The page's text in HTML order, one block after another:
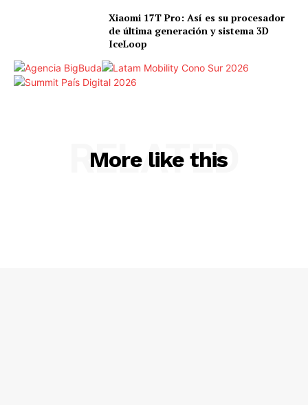
Xiaomi 17T Pro: Así es su procesador
de última generación y sistema 3D
IceLoop
More like this
RELATED